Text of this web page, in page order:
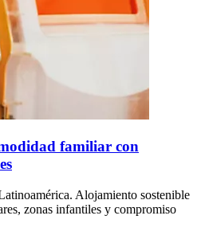
familiar con
Alojamiento sostenible
zonas infantiles y compromiso